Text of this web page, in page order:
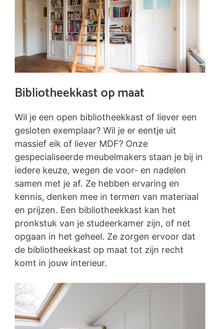
Bibliotheekkast op maat
Wil je een open bibliotheekkast of liever een
gesloten exemplaar? Wil je er eentje uit
massief eik of liever MDF? Onze
gespecialiseerde meubelmakers staan je bij in
iedere keuze, wegen de voor- en nadelen
samen met je af. Ze hebben ervaring en
kennis, denken mee in termen van materiaal
en prijzen. Een bibliotheekkast kan het
pronkstuk van je studeerkamer zijn, of net
opgaan in het geheel. Ze zorgen ervoor dat
de bibliotheekkast op maat tot zijn recht
komt in jouw interieur.